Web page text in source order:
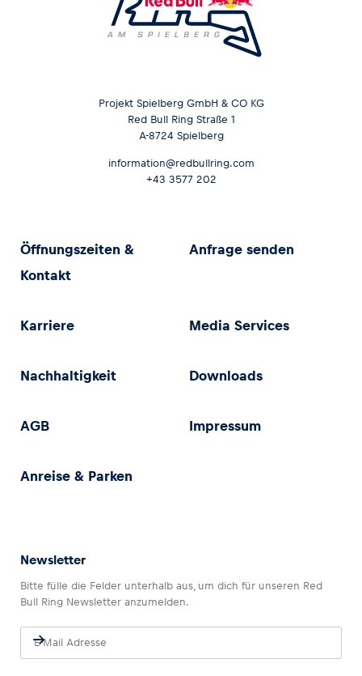
Projekt Spielberg GmbH & CO KG
Red Bull Ring Straße 1
A-8724 Spielberg
information@redbullring.com
+43 3577 202
Öffnungszeiten &
Kontakt
Anfrage senden
Karriere Media Services
Nachhaltigkeit Downloads
AGB Impressum
Anreise & Parken
Newsletter
Bitte fülle die Felder unterhalb aus, um dich für unseren Red
Bull Ring Newsletter anzumelden.